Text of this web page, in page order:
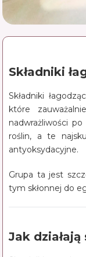
Składniki
Składniki
które
nadwrażliwości
roślin, a te
antyoksydacyjne.
Grupa ta jest
tym skłonnej do
Jak działają